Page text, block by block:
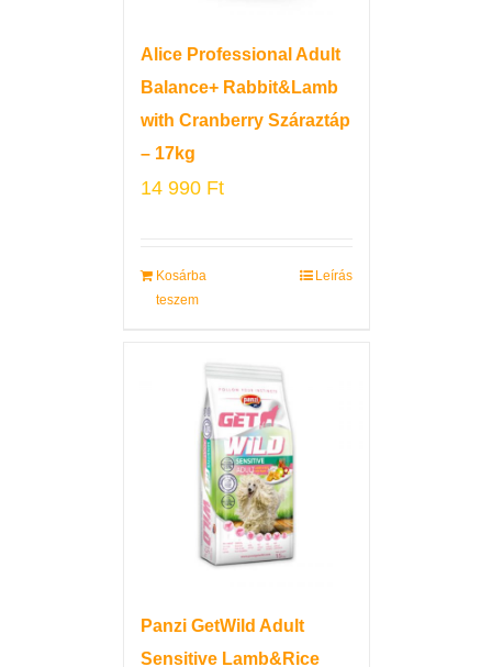
Alice Professional Adult
Balance+ Rabbit&Lamb
with Cranberry Száraztáp
– 17kg
14 990 Ft
Kosárba
teszem
Leírás
Panzi GetWild Adult
Sensitive Lamb&Rice